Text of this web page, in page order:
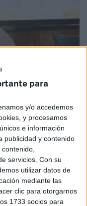
para
y/o accedemos
y procesamos
e información
publicidad y contenido
servicios. Con su
utilizar datos de
mediante las
clic para otorgarnos
1733 socios para
Económica y
de Ceuta,
en Granada en el
Venture, el
del sur de
por segunda